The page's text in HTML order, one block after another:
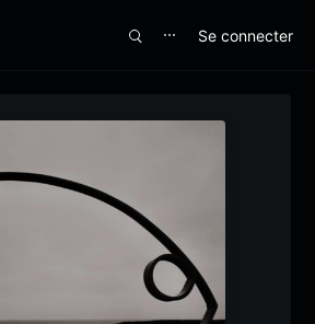
⋯ Se connecter